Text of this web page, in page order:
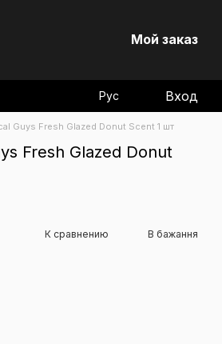
Мой заказ
Рус Вход
Guys Fresh Glazed Donut Scent 1 шт
Fresh Glazed Donut
К сравнению В бажання